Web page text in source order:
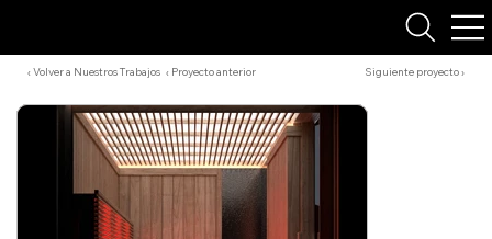
Siguiente proyecto ›
‹ Volver a Nuestros Trabajos ‹ Proyecto anterior